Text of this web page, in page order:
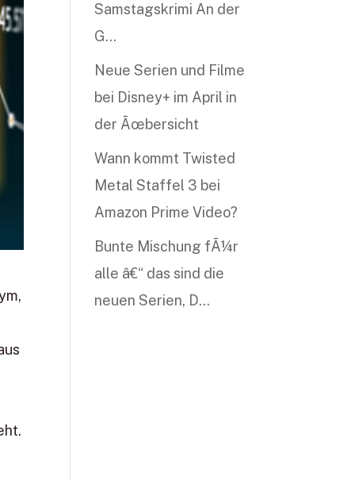
Samstagskrimi An der
G…
Neue Serien und Filme
bei Disney+ im April in
der Ãœbersicht
Wann kommt Twisted
Metal Staffel 3 bei
Amazon Prime Video?
Bunte Mischung fÃ¼r
alle â€“ das sind die
neuen Serien, D…